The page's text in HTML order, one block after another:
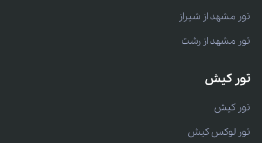
تور مشهد از شیراز
تور مشهد از رشت
تور کیش
تور کیش
تور لوکس کیش